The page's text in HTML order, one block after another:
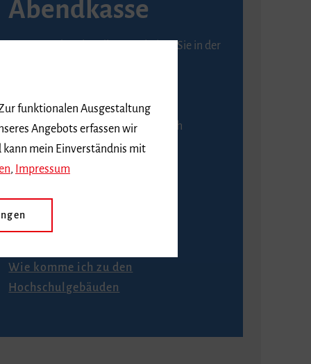
Abendkasse
Karten an der Abendkasse erhalten Sie in der
An der Abendkasse ist ausschließlich
Barzahlung möglich.
Anfahrt
Wie komme ich zu den
Hochschulgebäuden
funktionalen Ausgestaltung
Angebots erfassen wir
kann mein Einverständnis mit
Impressum